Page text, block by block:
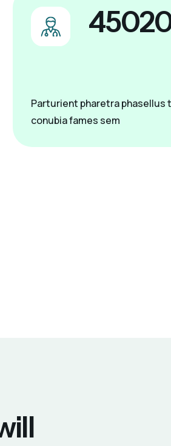
Parturient pharetra phasellus
conubia fames sem